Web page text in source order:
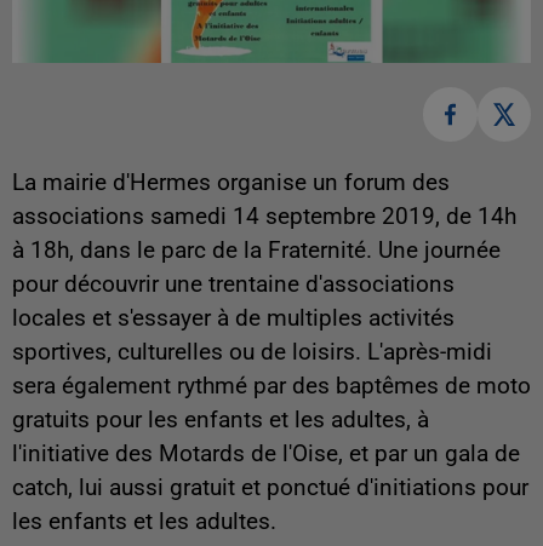
La mairie d'Hermes organise un forum des
associations samedi 14 septembre 2019, de 14h
à 18h, dans le parc de la Fraternité. Une journée
pour découvrir une trentaine d'associations
locales et s'essayer à de multiples activités
sportives, culturelles ou de loisirs. L'après-midi
sera également rythmé par des baptêmes de moto
gratuits pour les enfants et les adultes, à
l'initiative des Motards de l'Oise, et par un gala de
catch, lui aussi gratuit et ponctué d'initiations pour
les enfants et les adultes.